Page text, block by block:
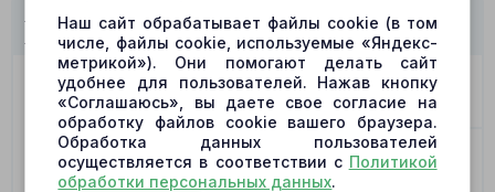
31QB-18130 SWING MOTOR Витая пружина (D-
7.6, d-1.6, h-45)
В наличии
Позиция 23
Цена 169.00₽
- +
Наш сайт обрабатывает файлы cookie (в том
числе, файлы cookie, используемые «Яндекс-
метрикой»). Они помогают делать сайт
удобнее для пользователей. Нажав кнопку
«Соглашаюсь», вы даете свое согласие на
обработку файлов cookie вашего браузера.
Обработка данных пользователей
осуществляется в соответствии с Политикой
обработки персональных данных.